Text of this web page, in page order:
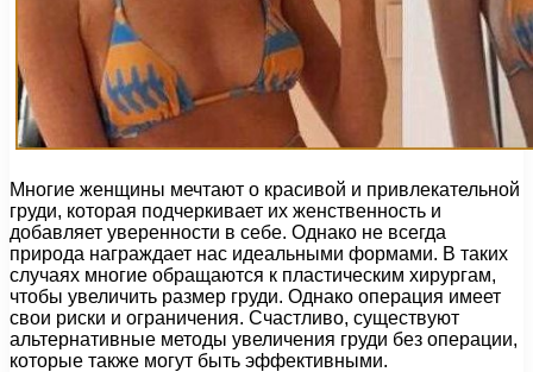
Многие женщины мечтают о красивой и привлекательной
груди, которая подчеркивает их женственность и
добавляет уверенности в себе. Однако не всегда
природа награждает нас идеальными формами. В таких
случаях многие обращаются к пластическим хирургам,
чтобы увеличить размер груди. Однако операция имеет
свои риски и ограничения. Счастливо, существуют
альтернативные методы увеличения груди без операции,
которые также могут быть эффективными.